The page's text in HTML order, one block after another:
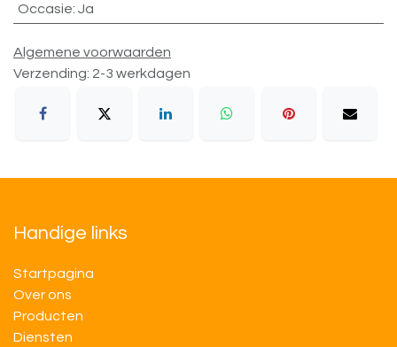
Occasie: Ja
Algemene voorwaarden
Verzending: 2-3 werkdagen
Handige links
Startpagina
Over ons
Producten
Diensten